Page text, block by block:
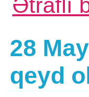
28
qeyd